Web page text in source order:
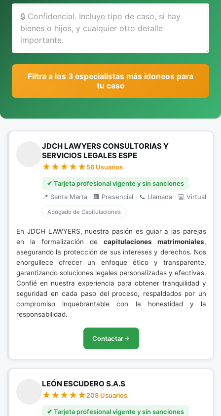
Filtra a los 3 especialistas más idoneos para
tu caso
JDCH LAWYERS CONSULTORIAS Y
SERVICIOS LEGALES ESPE
56 Usuarios
✔ Tarjeta profesional vigente y sin sanciones
📍 Santa Marta · 🏢 Presencial · 📞 Llamada · 💻 Virtual
Abogado de Capitulaciones
En JDCH LAWYERS, nuestra pasión es guiar a las parejas
en la formalización de capitulaciones matrimoniales,
asegurando la protección de sus intereses y derechos. Nos
enorgullece ofrecer un enfoque ético y transparente,
garantizando soluciones legales personalizadas y efectivas.
Confié en nuestra experiencia para obtener tranquilidad y
seguridad en cada paso del proceso, respaldados por un
compromiso inquebrantable con la honestidad y la
responsabilidad.
Contactar
LEÓN ESCUDERO S.A.S
208 Usuarios
✔ Tarjeta profesional vigente y sin sanciones